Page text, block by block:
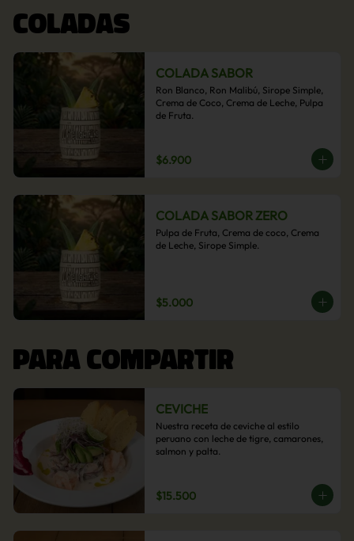
COLADAS
COLADA SABOR
Ron Blanco, Ron Malibú, Sirope Simple,
Crema de Coco, Crema de Leche, Pulpa
de Fruta.
$6.900
COLADA SABOR ZERO
Pulpa de Fruta, Crema de coco, Crema
de Leche, Sirope Simple.
$5.000
PARA COMPARTIR
CEVICHE
Nuestra receta de ceviche al estilo
peruano con leche de tigre, camarones,
salmon y palta.
$15.500